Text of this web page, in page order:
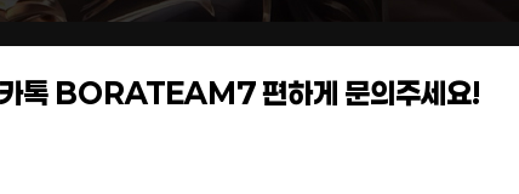
톡 BORATEAM7 편하게 문의주세요!